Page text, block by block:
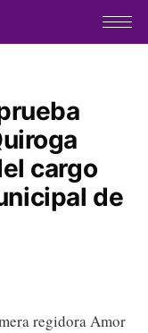
cargo
de
regidora Amor